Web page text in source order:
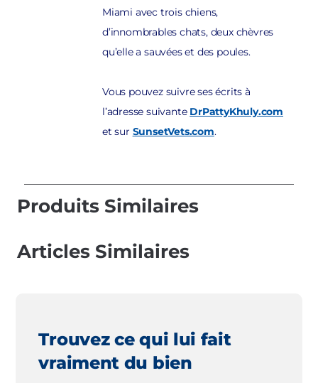
Miami avec trois chiens,
d’innombrables chats, deux chèvres
qu’elle a sauvées et des poules.
Vous pouvez suivre ses écrits à
l’adresse suivante DrPattyKhuly.com
et sur SunsetVets.com.
Produits Similaires
Articles Similaires
Trouvez ce qui lui fait
vraiment du bien